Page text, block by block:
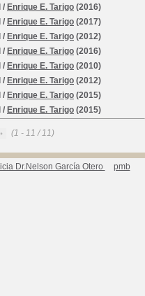
/ Enrique E. Tarigo (2016)
/ Enrique E. Tarigo (2017)
/ Enrique E. Tarigo (2012)
/ Enrique E. Tarigo (2016)
/ Enrique E. Tarigo (2010)
/ Enrique E. Tarigo (2012)
/ Enrique E. Tarigo (2015)
/ Enrique E. Tarigo (2015)
(1 - 11 / 11)
Dr.Nelson García Otero pmb